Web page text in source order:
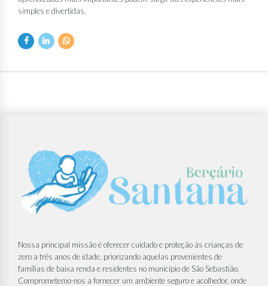
simples e divertidas.
Nossa principal missão é oferecer cuidado e proteção às crianças de
zero a três anos de idade, priorizando aquelas provenientes de
famílias de baixa renda e residentes no município de São Sebastião.
Comprometemo-nos a fornecer um ambiente seguro e acolhedor, onde